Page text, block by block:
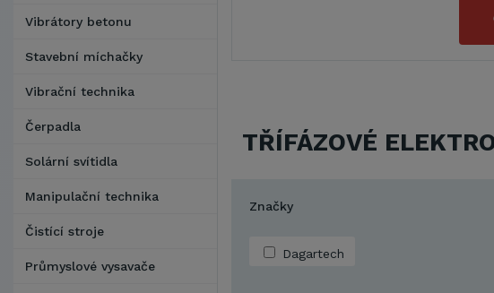
Vibrátory betonu
Stavební míchačky
Vibrační technika
Čerpadla
Solární svítidla
Manipulační technika
Čistící stroje
Průmyslové vysavače
TŘÍFÁZOVÉ
Značky
Dagartech